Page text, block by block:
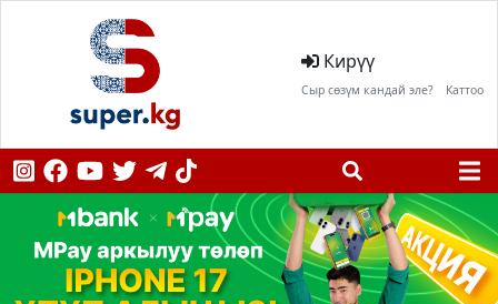
Кирүү
Сыр сөзүм кандай эле? Каттоо